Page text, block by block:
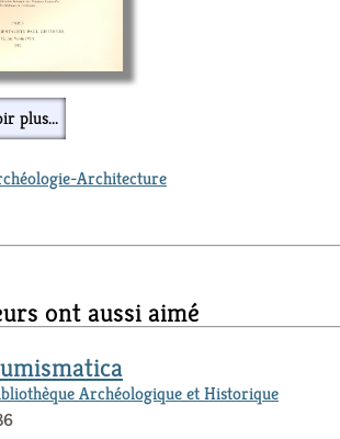
plus...
Architecture
ont aussi aimé
Archéologique et Historique